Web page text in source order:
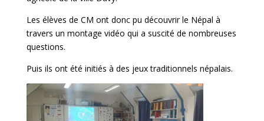
Les élèves de CM ont donc pu découvrir le Népal à
travers un montage vidéo qui a suscité de nombreuses
questions.
Puis ils ont été initiés à des jeux traditionnels népalais.